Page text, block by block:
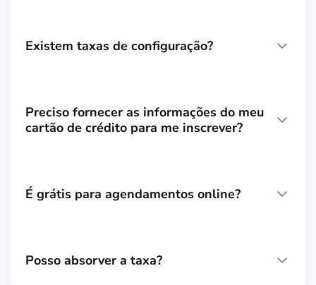
Existem taxas de configuração?
Preciso fornecer as informações do meu
cartão de crédito para me inscrever?
É grátis para agendamentos online?
Posso absorver a taxa?